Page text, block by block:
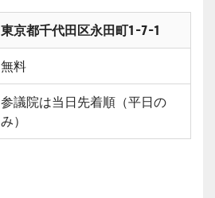
東京都千代田区永田町1-7-1
無料
参議院は当日先着順（平日の
み）